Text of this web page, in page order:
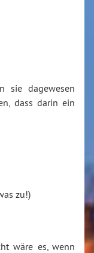
sie dagewesen
dass darin ein
zu!)
wäre es, wenn